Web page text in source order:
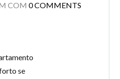
COM 0 COMMENTS
se